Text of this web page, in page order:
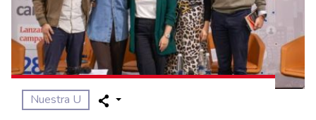
Nuestra U